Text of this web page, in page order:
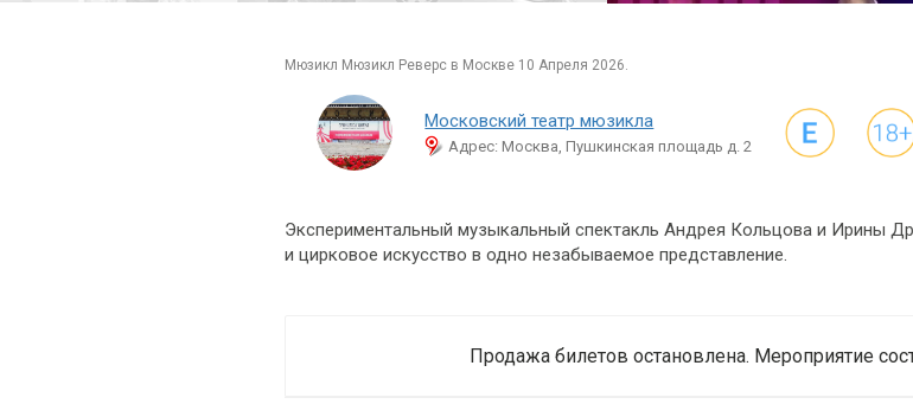
мюзикл Мюзикл Реверс в Москве 10 Апреля 2026.
Московский театр мюзикла
Адрес: Москва, Пушкинская площадь д. 2
Экспериментальный музыкальный спектакль Андрея Кольцова и Ирины
и цирковое искусство в одно незабываемое представление.
Продажа билетов остановлена. Мероприятие